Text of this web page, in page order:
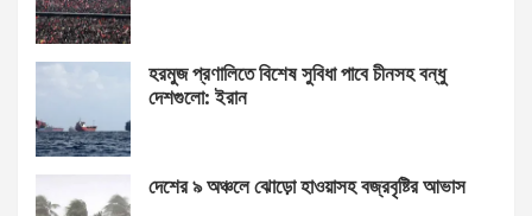
হরমুজ প্রণালিতে বিশেষ সুবিধা পাবে চীনসহ বন্ধু
দেশগুলো: ইরান
দেশের ৯ অঞ্চলে ঝোড়ো হাওয়াসহ বজ্রবৃষ্টির আভাস